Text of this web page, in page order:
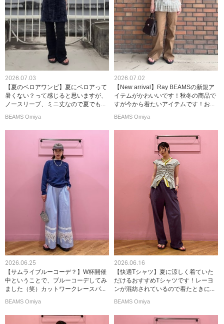
2026.07.03
【夏のベロアワンピ】夏にベロアって
暑くない？って感じると思いますが、
ノースリーブ、ミニ丈なので夏でも...
BEAMS Omiya
2026.07.02
【New arrival】Ray BEAMSの新規ア
イテムがかわいいです！秋冬の商品で
すが今から着たいアイテムです！お...
BEAMS Omiya
2026.06.25
【サムライブルーコーデ？】W杯開催
中ということで、ブルーコーデしてみ
ました（笑）カットワークレースパ...
BEAMS Omiya
2026.06.16
【快適Tシャツ】夏に涼しく着ていた
だけるおすすめTシャツです！レーヨ
ンが混紡されているので着たときに...
BEAMS Omiya